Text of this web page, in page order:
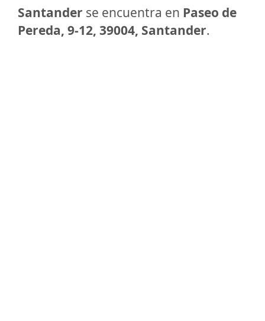
Santander se encuentra en Paseo de
Pereda, 9-12, 39004, Santander.